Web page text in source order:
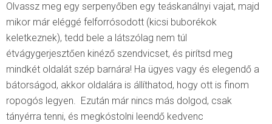
Olvassz meg egy serpenyőben egy teáskanálnyi vajat, majd
mikor már eléggé felforrósodott (kicsi buborékok
keletkeznek), tedd bele a látszólag nem túl
étvágygerjesztően kinéző szendvicset, és pirítsd meg
mindkét oldalát szép barnára! Ha ügyes vagy és elegendő a
bátorságod, akkor oldalára is állíthatod, hogy ott is finom
ropogós legyen. Ezután már nincs más dolgod, csak
tányérra tenni, és megkóstolni leendő kedvenc